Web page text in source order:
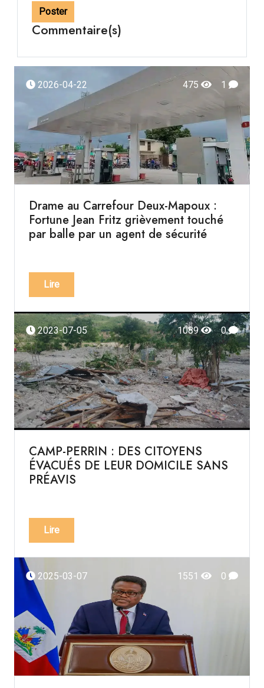
Poster
Commentaire(s)
2026-04-22 475 1
Drame au Carrefour Deux-Mapoux :
Fortune Jean Fritz grièvement touché
par balle par un agent de sécurité
Lire
2023-07-05 1089 0
CAMP-PERRIN : DES CITOYENS
ÉVACUÉS DE LEUR DOMICILE SANS
PRÉAVIS
Lire
2025-03-07 1551 0